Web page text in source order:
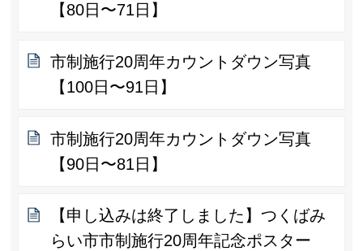
【80日〜71日】
市制施行20周年カウントダウン写真
【100日〜91日】
市制施行20周年カウントダウン写真
【90日〜81日】
【申し込みは終了しました】つくばみ
らい市市制施行20周年記念ポスター